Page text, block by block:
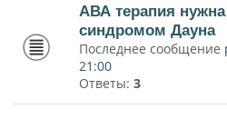
АВА терапия
синдромом Дауна
Последнее сообщение
21:00
Ответы: 3